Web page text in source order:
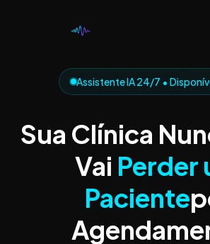
Assistente IA 24/7 •
Sua Clínica
Vai Perder
Paciente